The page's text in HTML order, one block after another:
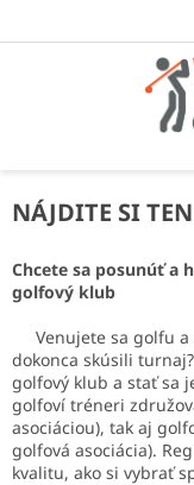
NÁJDITE SI
Chcete sa posunúť a
golfový klub
Venujete sa golfu a
dokonca skúsili
golfový klub a stať sa
golfoví tréneri
asociáciou), tak aj
golfová asociácia).
kvalitu, ako si vybrať